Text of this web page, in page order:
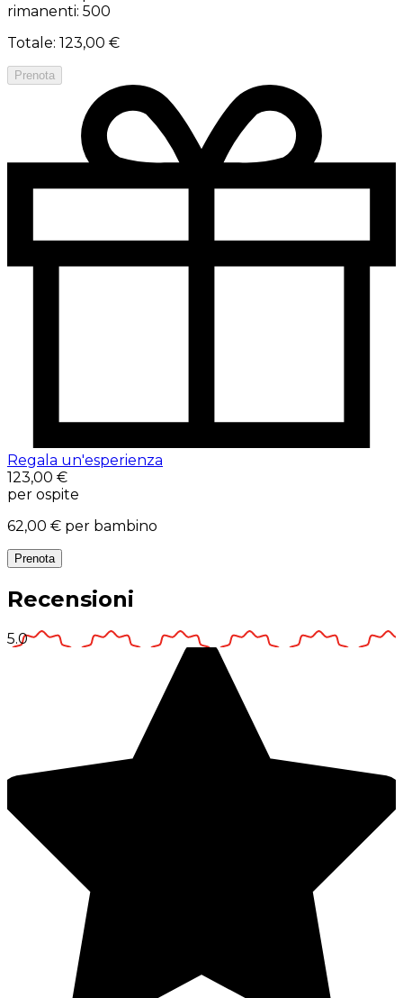
rimanenti: 500
Totale: 123,00 €
Prenota
Regala un'esperienza
123,00 €
per ospite
62,00 € per bambino
Prenota
Recensioni
5.0